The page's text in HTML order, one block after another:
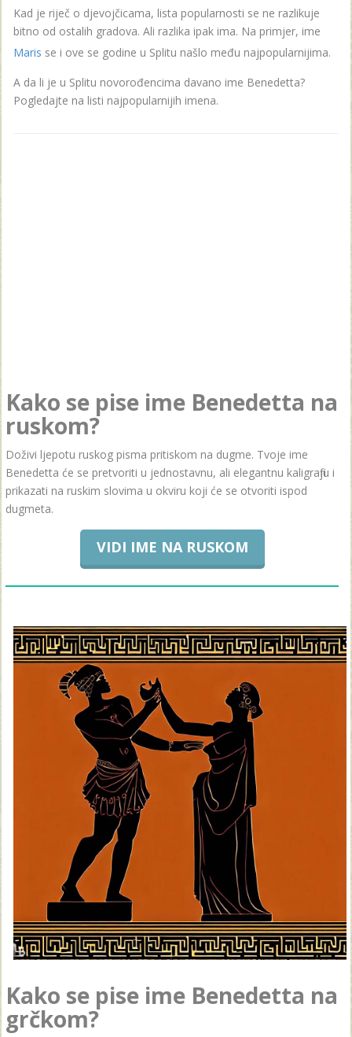
Kad je riječ o djevojčicama, lista popularnosti se ne razlikuje
bitno od ostalih gradova. Ali razlika ipak ima. Na primjer, ime
Maris se i ove se godine u Splitu našlo među najpopularnijima.
A da li je u Splitu novorođencima davano ime Benedetta?
Pogledajte na listi najpopularnijih imena.
Kako se pise ime Benedetta na
ruskom?
Doživi ljepotu ruskog pisma pritiskom na dugme. Tvoje ime
Benedetta će se pretvoriti u jednostavnu, ali elegantnu kaligrafiju i
prikazati na ruskim slovima u okviru koji će se otvoriti ispod
dugmeta.
VIDI IME NA RUSKOM
Kako se pise ime Benedetta na
grčkom?